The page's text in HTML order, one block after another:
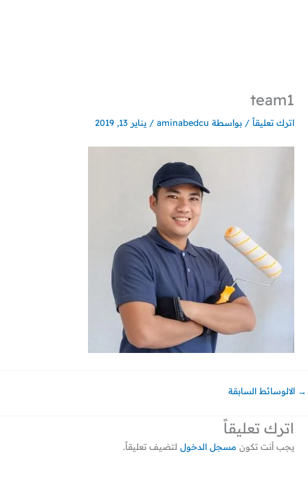
team1
اترك تعليقاً / بواسطة aminabedcu
/ يناير 13, 2019
→ الالوسائط السابقة
اترك تعليقاً
يجب أنت تكون مسجل الدخول لتضيف تعليقاً.